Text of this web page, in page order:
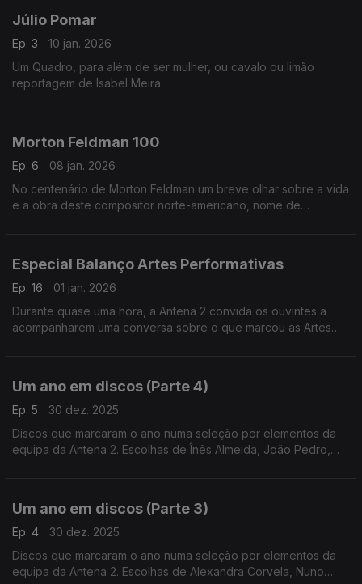
Júlio Pomar
Ep. 3
10 jan. 2026
Um Quadro, para além de ser mulher, ou cavalo ou limão
reportagem de Isabel Meira
Morton Feldman 100
Ep. 6
08 jan. 2026
No centenário de Morton Feldman um breve olhar sobre a vida
e a obra deste compositor norte-americano, nome de
Especial Balanço Artes Performativas
Ep. 16
01 jan. 2026
Durante quase uma hora, a Antena 2 convida os ouvintes a
acompanharem uma conversa sobre o que marcou as Artes
Um ano em discos (Parte 4)
Ep. 5
30 dez. 2025
Discos que marcaram o ano numa seleção por elementos da
equipa da Antena 2. Escolhas de Înês Almeida, João Pedro,
Um ano em discos (Parte 3)
Ep. 4
30 dez. 2025
Discos que marcaram o ano numa seleção por elementos da
equipa da Antena 2. Escolhas de Alexandra Corvela, Nuno